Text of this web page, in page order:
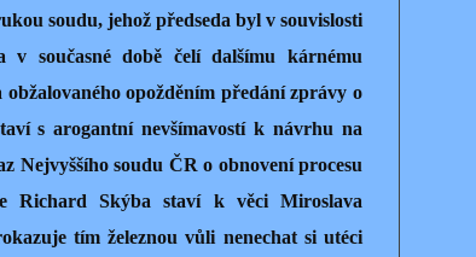
soudu, jehož předseda byl v souvislosti
současné době čelí dalšímu kárnému
opožděním předání zprávy o
s arogantní nevšímavostí k návrhu na
Nejvyššího soudu ČR o obnovení procesu
Richard Skýba staví k věci Miroslava
tím železnou vůli nenechat si utéci